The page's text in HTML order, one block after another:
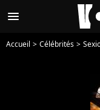
menu
Accueil Célébrités